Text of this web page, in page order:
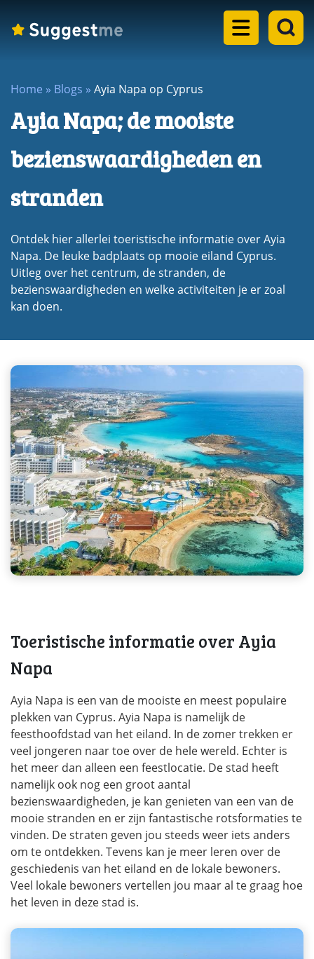
Landen
dropdown
Eilanden
dropdown
dropdown
dropdown
menu
Rondreizen
dropdown
menu
Blogs
Home » Blogs » Ayia Napa op Cyprus
Ayia Napa; de mooiste
bezienswaardigheden en
stranden
Ontdek hier allerlei toeristische informatie over Ayia
Napa. De leuke badplaats op mooie eiland Cyprus.
Uitleg over het centrum, de stranden, de
bezienswaardigheden en welke activiteiten je er zoal
kan doen.
Toeristische informatie over Ayia
Napa
Ayia Napa is een van de mooiste en meest populaire
plekken van Cyprus. Ayia Napa is namelijk de
feesthoofdstad van het eiland. In de zomer trekken er
veel jongeren naar toe over de hele wereld. Echter is
het meer dan alleen een feestlocatie. De stad heeft
namelijk ook nog een groot aantal
bezienswaardigheden, je kan genieten van een van de
mooie stranden en er zijn fantastische rotsformaties te
vinden. De straten geven jou steeds weer iets anders
om te ontdekken. Tevens kan je meer leren over de
geschiedenis van het eiland en de lokale bewoners.
Veel lokale bewoners vertellen jou maar al te graag hoe
het leven in deze stad is.